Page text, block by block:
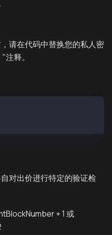
，请在代码中替换您的私人密
释。
对出价进行特定的验证检
+ 1 或